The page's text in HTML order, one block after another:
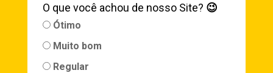
O que você achou de nosso Site? 😉
Ótimo
Muito bom
Regular